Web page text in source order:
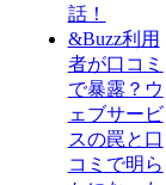
話！
&Buzz利用
者が口コミ
で暴露？ウ
ェブサービ
スの罠と口
コミで明ら